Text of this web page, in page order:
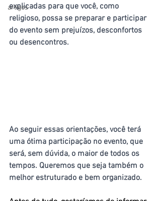
artigos
explicadas para que você, como
religioso, possa se preparar e participar
do evento sem prejuízos, desconfortos
ou desencontros.
Ao seguir essas orientações, você terá
uma ótima participação no evento, que
será, sem dúvida, o maior de todos os
tempos. Queremos que seja também o
melhor estruturado e bem organizado.